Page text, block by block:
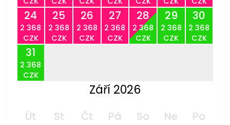
24
2 368
CZK
25
2 368
CZK
26
2 368
CZK
27
2 368
CZK
28
2 368
CZK
29
2 368
CZK
30
2 368
CZK
31
2 368
CZK
Září 2026
Út St Čt Pá So Ne
Po